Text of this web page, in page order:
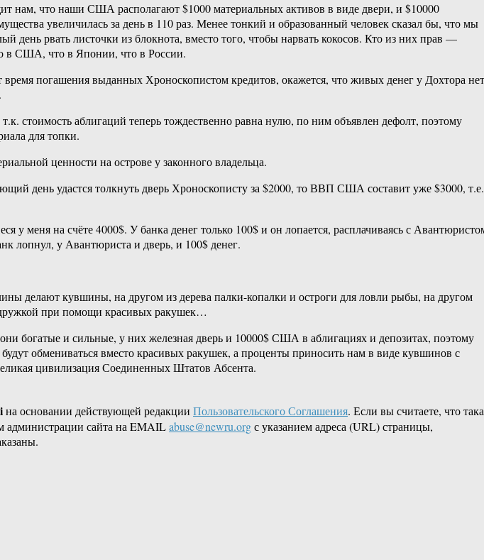
нам, что наши США располагают $1000 материальных активов в виде двери, и $10000
увеличилась за день в 110 раз. Менее тонкий и образованный человек сказал бы, что мы
день рвать листочки из блокнота, вместо того, чтобы нарвать кокосов. Кто из них прав —
в США, что в Японии, что в России.
погашения выданных Хроноскопистом кредитов, окажется, что живых денег у Дохтора нет
стоимость аблигаций теперь тождественно равна нулю, по ним объявлен дефолт, поэтому
для топки.
ценности на острове у законного владельца.
день удастся толкнуть дверь Хроноскописту за $2000, то ВВП США составит уже $3000, т.е.
меня на счёте 4000$. У банка денег только 100$ и он лопается, расплачиваясь с
лопнул, у Авантюриста и дверь, и 100$ денег.
делают кувшины, на другом из дерева палки-копалки и остроги для ловли рыбы, на другом
дружкой при помощи красивых ракушек…
богатые и сильные, у них железная дверь и 10000$ США в аблигациях и депозитах, поэтому
обмениваться вместо красивых ракушек, а проценты приносить нам в виде кувшинов с
цивилизация Соединенных Штатов Абсента.
на основании действующей редакции Пользовательского Соглашения. Если вы считаете, что
администрации сайта на EMAILabuse@newru.orgс указанием адреса (URL) страницы,